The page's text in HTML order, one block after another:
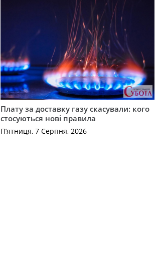
Плату за доставку газу скасували: кого
стосуються нові правила
П’ятниця, 7 Серпня, 2026